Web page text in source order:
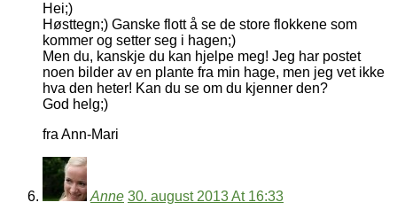
Hei;)
Høsttegn;) Ganske flott å se de store flokkene som
kommer og setter seg i hagen;)
Men du, kanskje du kan hjelpe meg! Jeg har postet
noen bilder av en plante fra min hage, men jeg vet ikke
hva den heter! Kan du se om du kjenner den?
God helg;)
fra Ann-Mari
Anne 30. august 2013 At 16:33